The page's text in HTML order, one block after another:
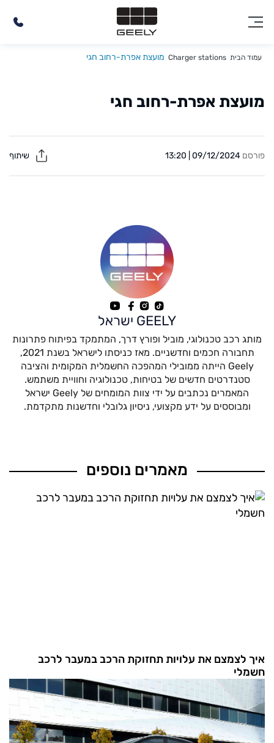
עמוד הבית Charger stations מועצת אפרת-רחוב חגי
מועצת אפרת-רחוב חגי
פורסם 09/12/2024 | 13:20
GEELY ישראל
מותג רכב טכנולוגי, מוביל ופורץ דרך, המתמקד בפיתוח פתרונות
תחבורה חכמים וחדשניים. מאז כניסתו לישראל בשנת 2021,
Geely הייתה ממובילי המהפכה החשמלית המקומית והציבה
סטנדרטים חדשים של בטיחות, טכנולוגיה וחוויית משתמש.
המאמרים נכתבים על ידי צוות המומחים של Geely ישראל
ומבוססים על ידע מקצועי, ניסיון גלובלי וחדשנות מתקדמת.
מאמרים נוספים
איך לצמצם את עלויות תחזוקת הרכב במעבר לרכב
חשמלי